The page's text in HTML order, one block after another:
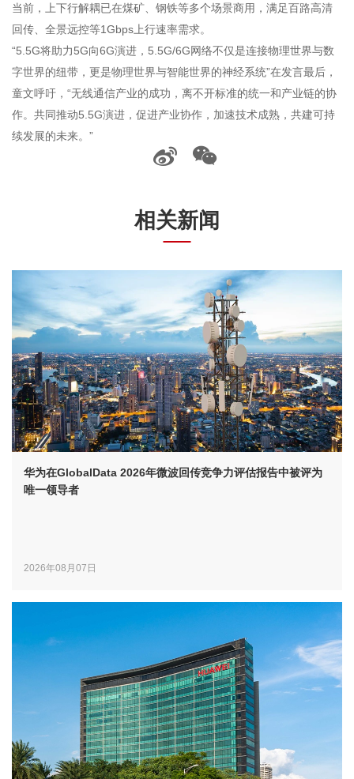
当前，上下行解耦已在煤矿、钢铁等多个场景商用，满足百路高清
回传、全景远控等1Gbps上行速率需求。
“5.5G将助力5G向6G演进，5.5G/6G网络不仅是连接物理世界与数
字世界的纽带，更是物理世界与智能世界的神经系统”在发言最后，
童文呼吁，“无线通信产业的成功，离不开标准的统一和产业链的协
作。共同推动5.5G演进，促进产业协作，加速技术成熟，共建可持
续发展的未来。”
相关新闻
华为在GlobalData 2026年微波回传竞争力评估报告中被评为
唯一领导者
2026年08月07日